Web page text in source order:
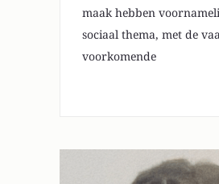
maak hebben
sociaal thema, met de
voorkomende